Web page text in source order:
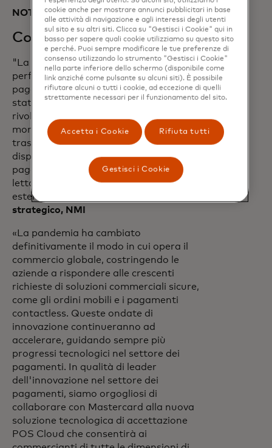
NOTE PER I REDATTORI:
Cosa dicono i nostri partner
"La tecnologia Tap on Phone si integra
perfettamente con l'accelerazione dei
pagamenti contactless nel mercato
statunitense. Si tratta di un passo
rivoluzionario nella creazione di un
mondo che consenta agli esercenti di
trasformare i loro smartphone in un
dispositivo di accettazione dei
pagamenti senza la necessità di un
lettore di carte fisico accoppiato
esternamente". -
strategico, NMI
«La pandemia ha cambiato
definitivamente il modo in cui opera il
commercio globale, costringendo le
aziende a rispondere alle crescenti
richieste di soluzioni commerciali sicure,
come gli ordini mobili e i pagamenti
contactless. Queste ondate di
innovazione continueranno ad
accelerare, guidando sempre più
progressi tecnologici nel settore dei
pagamenti. In qualità di leader
dell'innovazione nel settore dei
pagamenti, siamo orgogliosi di
collaborare con Mastercard alla nuova
soluzione tecnologica di accettazione
POS Cloud che consentirà ai
cookie anche per mostrare annunci pubblicitari in base
alle attività di navigazione e agli interessi degli utenti
sul sito e su altri siti. Clicca su "Gestisci i Cookie" qui in
basso per sapere quali cookie utilizziamo su questo sito
e perché. Puoi sempre modificare le tue preferenze di
consenso utilizzando lo strumento "Gestisci i Cookie"
nella parte inferiore dello schermo (disponibile come
link anziché come pulsante su alcuni siti). È possibile
rifiutare alcuni o tutti i cookie, ad eccezione di quelli
strettamente necessari per il funzionamento del sito.
Accetta i Cookie Rifiuta tutti
Gestisci i Cookie